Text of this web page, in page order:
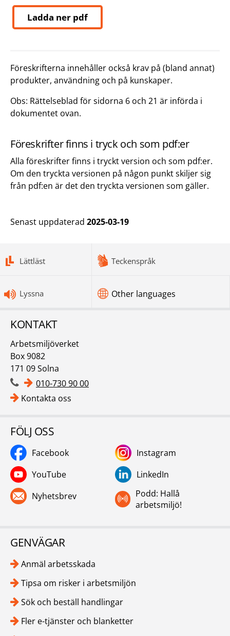
Ladda ner pdf
Föreskrifterna innehåller också krav på (bland annat)
produkter, användning och på kunskaper.
Obs: Rättelseblad för sidorna 6 och 21 är införda i
dokumentet ovan.
Föreskrifter finns i tryck och som pdf:er
Alla föreskrifter finns i tryckt version och som pdf:er.
Om den tryckta versionen på någon punkt skiljer sig
från pdf:en är det den tryckta versionen som gäller.
Senast uppdaterad 2025-03-19
Lättläst Teckenspråk
Lyssna Other languages
KONTAKT
Arbetsmiljöverket
Box 9082
171 09 Solna
010-730 90 00
Kontakta oss
FÖLJ OSS
Facebook
Instagram
YouTube
LinkedIn
Nyhetsbrev
Podd: Hallå
arbetsmiljö!
GENVÄGAR
Anmäl arbetsskada
Tipsa om risker i arbetsmiljön
Sök och beställ handlingar
Fler e-tjänster och blanketter